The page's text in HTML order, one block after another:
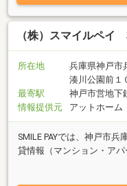
し、快適な暮らしを的確
取り組んでおります。 不
い合せ下さい。社員一同
（株）スマイルペ
所在地
兵庫県神戸市
湊川公園前１
最寄駅
神戸市営地下
情報提供元
アットホーム
SMILE PAYでは、神戸市
貸情報（マンション・ア
よりも正確、丁寧な情報